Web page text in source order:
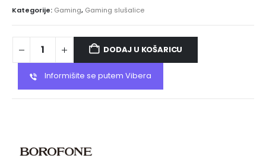
Kategorije: Gaming, Gaming slušalice
DODAJ U KOŠARICU
Informišite se putem Vibera